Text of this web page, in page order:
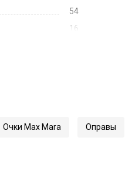
54
16
Очки Max Mara Оправы